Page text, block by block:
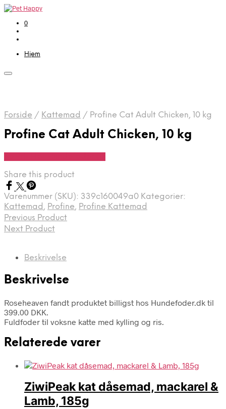
0
Hjem
Forside / Kattemad / Profine Cat Adult Chicken, 10 kg
Profine Cat Adult Chicken, 10 kg
Share this product
Varenummer (SKU): 339c160049a0 Kategorier:
Kattemad, Profine, Profine Kattemad
Previous Product
Next Product
Beskrivelse
Beskrivelse
Roseheaven fandt produktet billigst hos Hundefoder.dk til
399.00 DKK.
Fuldfoder til voksne katte med kylling og ris.
Relaterede varer
ZiwiPeak kat dåsemad, mackarel &
Lamb, 185g